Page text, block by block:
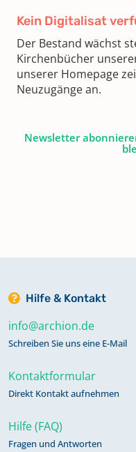
Kein Digitalisat
Der Bestand wächst
Kirchenbücher
unserer Homepage
Neuzugänge an.
Newsletter
Hilfe & Kontakt
info@archion.de
Schreiben Sie uns eine E-Mail
Kontaktformular
Direkt Kontakt aufnehmen
Hilfe (FAQ)
Fragen und Antworten